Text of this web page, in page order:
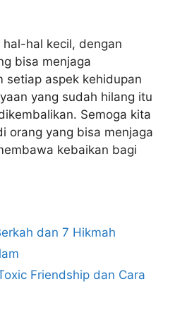
hal kecil, dengan
bisa menjaga
setiap aspek kehidupan
yang sudah hilang itu
Semoga kita
orang yang bisa menjaga
kebaikan bagi
dan 7 Hikmah
Friendship dan Cara